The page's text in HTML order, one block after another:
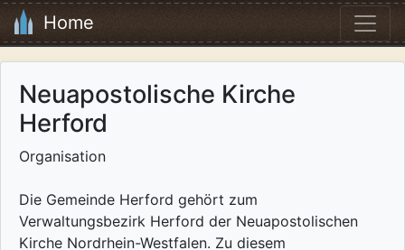
Home
Neuapostolische Kirche
Herford
Organisation
Die Gemeinde Herford gehört zum
Verwaltungsbezirk Herford der Neuapostolischen
Kirche Nordrhein-Westfalen. Zu diesem